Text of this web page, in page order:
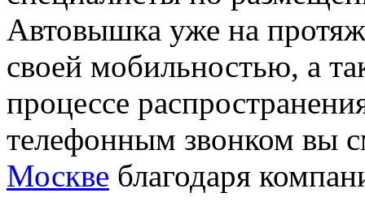
Автовышка уже на
своей мобильностью, а
процессе
телефонным звонком вы
Москве благодаря